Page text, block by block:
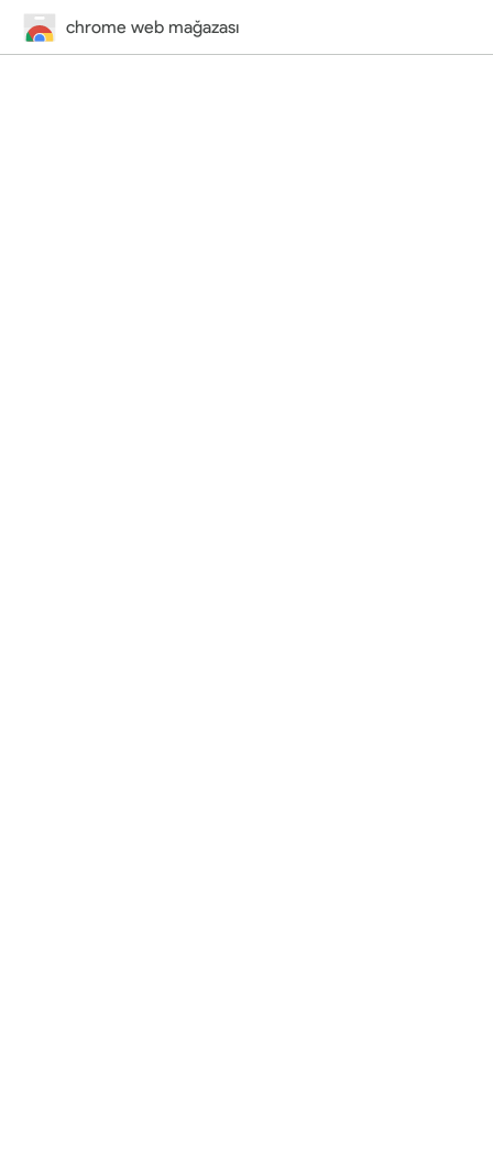
chrome web mağazası